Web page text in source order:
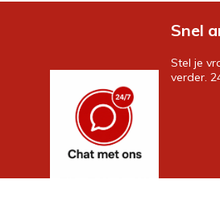
Snel
Stel je
verder.